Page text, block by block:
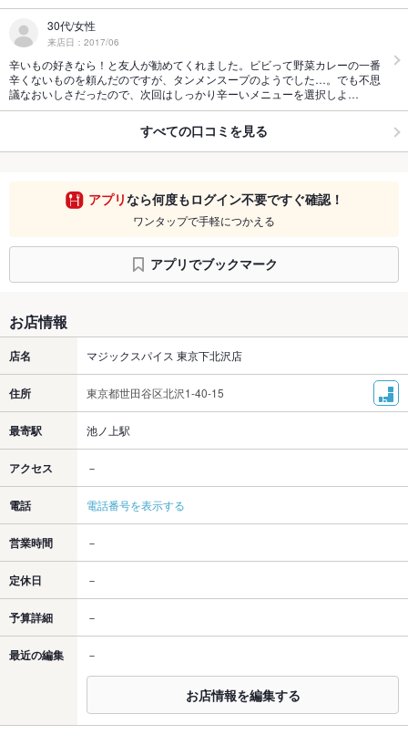
30代/女性
来店日：2017/06
辛いもの好きなら！と友人が勧めてくれました。ビビって野菜カレーの一番
辛くないものを頼んだのですが、タンメンスープのようでした…。でも不思
議なおいしさだったので、次回はしっかり辛ーいメニューを選択しよ…
すべての口コミを見る
アプリなら何度もログイン不要ですぐ確認！
ワンタップで手軽につかえる
アプリでブックマーク
お店情報
店名 マジックスパイス 東京下北沢店
住所 東京都世田谷区北沢1-40-15
最寄駅 池ノ上駅
アクセス －
電話 電話番号を表示する
営業時間 －
定休日 －
予算詳細 －
最近の編集 －
お店情報を編集する